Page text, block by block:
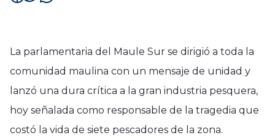
La parlamentaria del Maule Sur se dirigió a toda la
comunidad maulina con un mensaje de unidad y
lanzó una dura crítica a la gran industria pesquera,
hoy señalada como responsable de la tragedia que
costó la vida de siete pescadores de la zona.